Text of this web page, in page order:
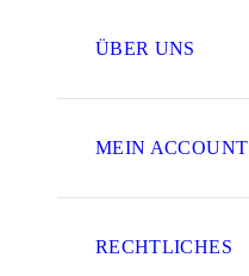
ÜBER UNS
MEIN ACCOUNT
RECHTLICHES